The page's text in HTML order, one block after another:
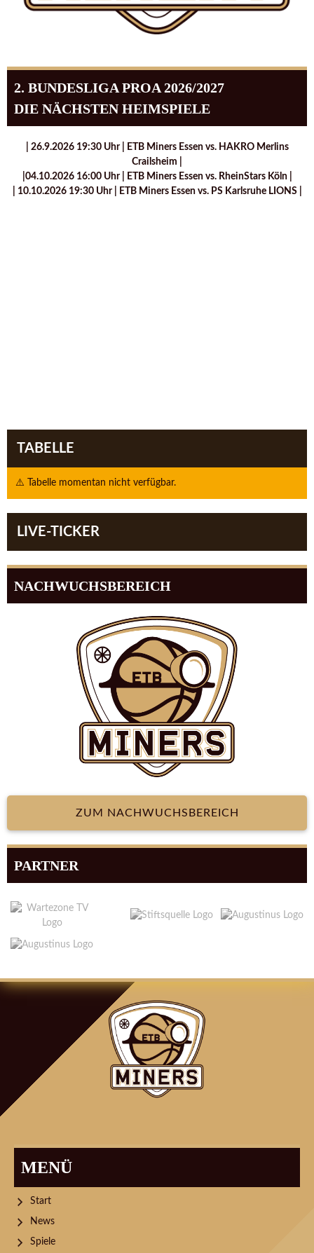
2. BUNDESLIGA PROA 2026/2027
DIE NÄCHSTEN HEIMSPIELE
| 26.9.2026 19:30 Uhr | ETB Miners Essen vs. HAKRO Merlins
Crailsheim |
|04.10.2026 16:00 Uhr | ETB Miners Essen vs. RheinStars Köln |
| 10.10.2026 19:30 Uhr | ETB Miners Essen vs. PS Karlsruhe LIONS |
TABELLE
⚠️ Tabelle momentan nicht verfügbar.
LIVE-TICKER
NACHWUCHSBEREICH
ZUM NACHWUCHSBEREICH
PARTNER
MENÜ
Start
News
Spiele